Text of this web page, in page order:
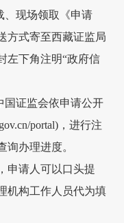
、现场领取《申请
方式寄至西藏证监局
左下角注明“政府信
国证监会依申请公开
portal)，进行注
询办理进度。
申请人可以口头提
机构工作人员代为填